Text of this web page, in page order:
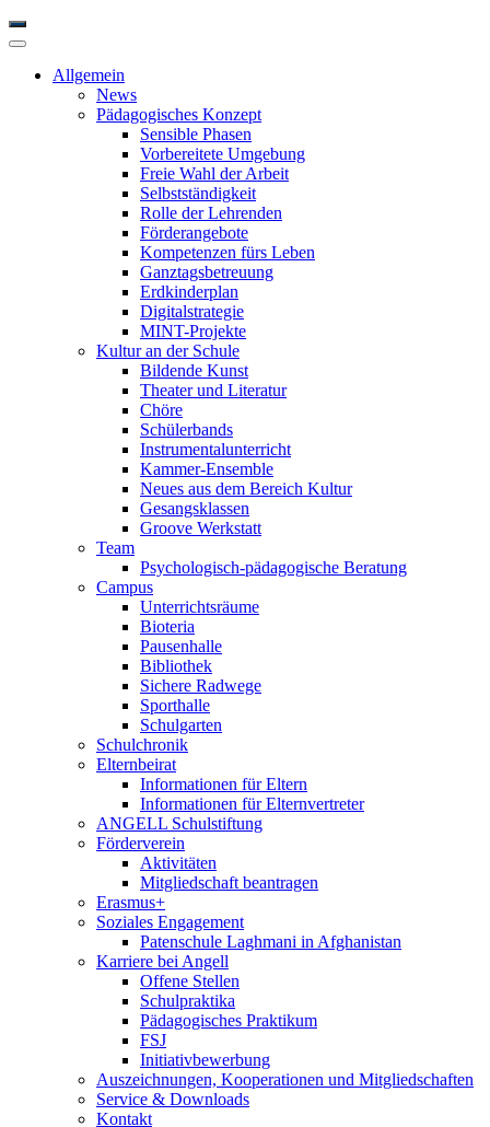
Allgemein
News
Pädagogisches Konzept
Sensible Phasen
Vorbereitete Umgebung
Freie Wahl der Arbeit
Selbstständigkeit
Rolle der Lehrenden
Förderangebote
Kompetenzen fürs Leben
Ganztagsbetreuung
Erdkinderplan
Digitalstrategie
MINT-Projekte
Kultur an der Schule
Bildende Kunst
Theater und Literatur
Chöre
Schülerbands
Instrumentalunterricht
Kammer-Ensemble
Neues aus dem Bereich Kultur
Gesangsklassen
Groove Werkstatt
Team
Psychologisch-pädagogische Beratung
Campus
Unterrichtsräume
Bioteria
Pausenhalle
Bibliothek
Sichere Radwege
Sporthalle
Schulgarten
Schulchronik
Elternbeirat
Informationen für Eltern
Informationen für Elternvertreter
ANGELL Schulstiftung
Förderverein
Aktivitäten
Mitgliedschaft beantragen
Erasmus+
Soziales Engagement
Patenschule Laghmani in Afghanistan
Karriere bei Angell
Offene Stellen
Schulpraktika
Pädagogisches Praktikum
FSJ
Initiativbewerbung
Auszeichnungen, Kooperationen und Mitgliedschaften
Service & Downloads
Kontakt